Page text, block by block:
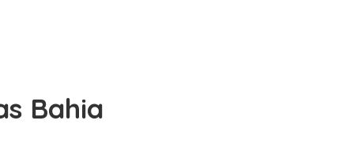
Bahia